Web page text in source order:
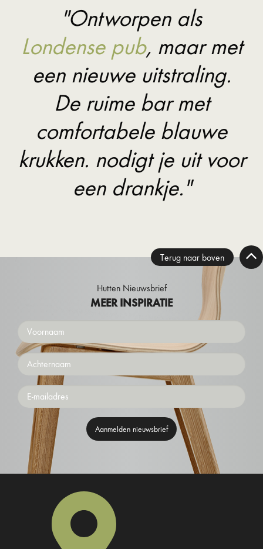
"Ontworpen als
Londense pub, maar met
een nieuwe uitstraling.
De ruime bar met
comfortabele blauwe
krukken. nodigt je uit voor
een drankje."
Terug naar boven
Hutten Nieuwsbrief
MEER INSPIRATIE
Voornaam
Achternaam
Emailaddress
Aanmelden nieuwsbrief